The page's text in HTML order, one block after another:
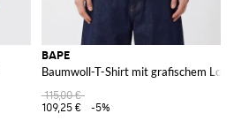
BAPE
Baumwoll-T-Shirt mit grafischem
115,00 €
109,25 €
-5%